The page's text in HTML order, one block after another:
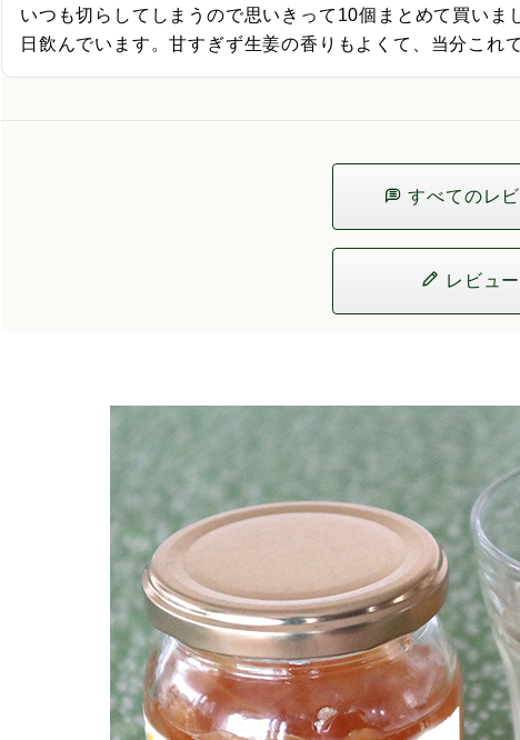
いつも切らしてしまうので思いきって10個まとめて買い
日飲んでいます。甘すぎず生姜の香りもよくて、当分これ
すべてのレ
レビュ